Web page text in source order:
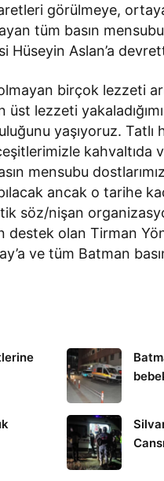
görülmeye,
tüm basın
Hüseyin Aslan’a
birçok lezzeti
lezzeti
yaşıyoruz.
kahvaltıda
mensubu
ancak o tarihe
söz/nişan
olan Tirman
ve tüm Batman